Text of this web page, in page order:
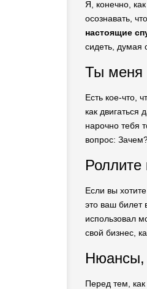
Я, конечно,
осознавать,
настоящие
сидеть, думая
Ты меня
Есть кое-что,
как двигаться
нарочно тебя
вопрос:
Если вы
это ваш билет
использовал
свой бизнес,
Нюансы,
Перед тем,